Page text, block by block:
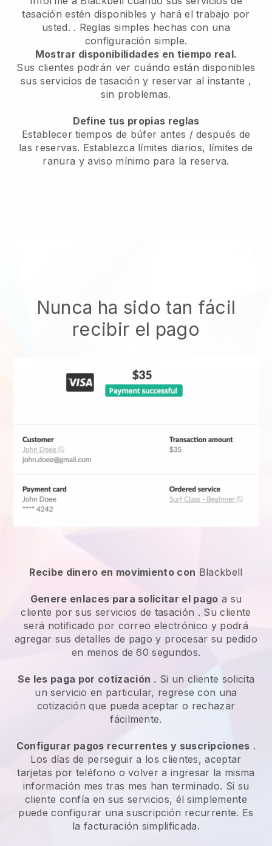
tasación estén disponibles y hará el trabajo por
usted. . Reglas simples hechas con una
configuración simple.
Mostrar disponibilidades en tiempo real.
Sus clientes podrán ver cuándo están disponibles
sus servicios de tasación y reservar al instante ,
sin problemas.
Define tus propias reglas
Establecer tiempos de búfer antes / después de
las reservas. Establezca límites diarios, límites de
ranura y aviso mínimo para la reserva.
Nunca ha sido tan fácil
recibir el pago
Recibe dinero en movimiento con Blackbell
Genere enlaces para solicitar el pago a su
cliente por sus servicios de tasación . Su cliente
será notificado por correo electrónico y podrá
agregar sus detalles de pago y procesar su pedido
en menos de 60 segundos.
Se les paga por cotización . Si un cliente solicita
un servicio en particular, regrese con una
cotización que pueda aceptar o rechazar
fácilmente.
Configurar pagos recurrentes y suscripciones .
Los días de perseguir a los clientes, aceptar
tarjetas por teléfono o volver a ingresar la misma
información mes tras mes han terminado. Si su
cliente confía en sus servicios, él simplemente
puede configurar una suscripción recurrente. Es
la facturación simplificada.